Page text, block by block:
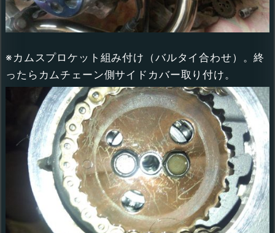
※カムスプロケット組み付け（バルタイ合わせ）。終
ったらカムチェーン側サイドカバー取り付け。